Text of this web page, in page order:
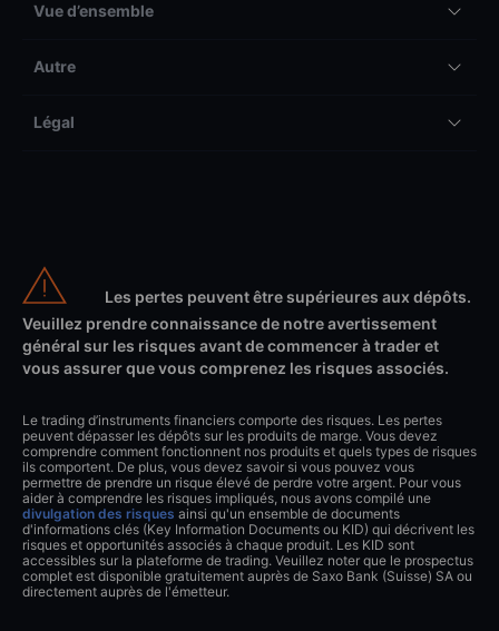
Vue d’ensemble
Autre
Légal
Les pertes peuvent être supérieures aux dépôts.
Veuillez prendre connaissance de notre avertissement
général sur les risques avant de commencer à trader et
vous assurer que vous comprenez les risques associés.
Le trading d’instruments financiers comporte des risques. Les pertes
peuvent dépasser les dépôts sur les produits de marge. Vous devez
comprendre comment fonctionnent nos produits et quels types de risques
ils comportent. De plus, vous devez savoir si vous pouvez vous
permettre de prendre un risque élevé de perdre votre argent. Pour vous
aider à comprendre les risques impliqués, nous avons compilé une
divulgation des risques ainsi qu'un ensemble de documents
d'informations clés (Key Information Documents ou KID) qui décrivent les
risques et opportunités associés à chaque produit. Les KID sont
accessibles sur la plateforme de trading. Veuillez noter que le prospectus
complet est disponible gratuitement auprès de Saxo Bank (Suisse) SA ou
directement auprès de l'émetteur.